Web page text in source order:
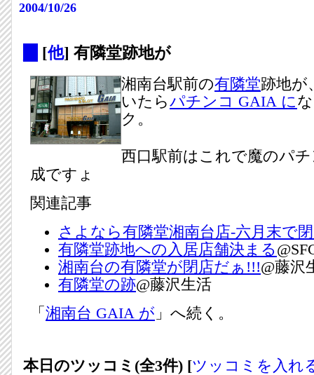
2004/10/26
[他] 有隣堂跡地が
湘南台駅前の有隣堂跡地が
いたらパチンコ GAIA に
ク。
西口駅前はこれで魔のパ
成ですょ
関連記事
さよなら有隣堂湘南台店-六月末で
有隣堂跡地への入居店舗決まる
湘南台の有隣堂が閉店だぁ!!!@藤沢
有隣堂の跡@藤沢生活
「 湘南台 GAIA が 」へ続く。
本日のツッコミ(全3件) [ツッコミを入れ